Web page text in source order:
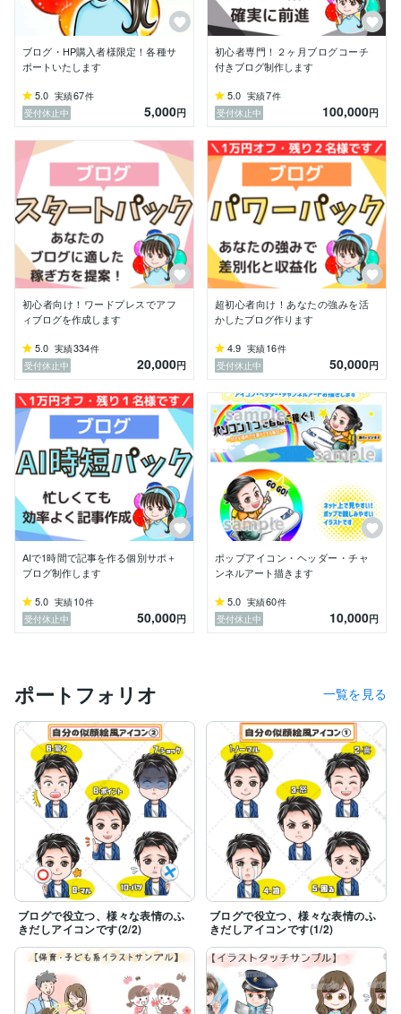
・ブログ制作の資料が「わかりやすい！」とのお声を多
数いただいております。
■にじははデザインに依頼するメリット
・ブログの収益やPVなどの実績があるので、アドバイ
スが有益。
・７年間のノウハウがつまった特典で、稼ぐまでの時間
を短縮できる。
・イラストレーターでもあるので、ブログとイラストを
セット発注できて楽＆時短！
※当サービスではブログ制作をご購入くださった方の
み、
イラストやロゴタイトルを描かせていただく形となっ
ております。
■サービス内容
・ブログのカスタマイズ
・サーバー、ドメイン契約のサポート
・プラグインの導入
・Twitter、インスタグラムなど各種SNS連携
・ブログ用イラスト各種作成
タイトルロゴ、プロフィールアイコン、ふきだしアイ
コン他
・記事の執筆
・ブログ、記事のコンサル
■スキル一覧
・WordPress
・CLIP STUDIO PAINT６年
・ブログ運営７年（月間PV３万）
・セールスライティング
■実績
・最短の３か月でプラチナランク達成
・企業様のHP、ブログ制作、SEOコンサル、記事執筆
担当
・企業様の商品PR用、4コマ漫画作成、LP漫画作成
・他ミュージシャンのグッズ、アプリアイコンのデザイ
ン等
ココナラ初めての方も大歓迎です！
ご不明な点などありましたら、お気軽にＤＭにてご相談
ください(*^^*)
＊ご依頼やご依頼者様とのやりとりは、”にじは
は”と”織部”がチームでご対応しております。
ブログ・HP購入者様限定！各種サ
ポートいたします
5.0 実績67件
受付休止中
5,000円
初心者専門！２ヶ月ブログコーチ
付きブログ制作します
5.0 実績7件
受付休止中
100,000円
初心者向け！ワードプレスでアフ
ィブログを作成します
5.0 実績334件
受付休止中
20,000円
超初心者向け！あなたの強みを活
かしたブログ作ります
4.9 実績16件
受付休止中
50,000円
AIで1時間で記事を作る個別サポ＋
ブログ制作します
5.0 実績10件
受付休止中
50,000円
ポップアイコン・ヘッダー・チャ
ンネルアート描きます
5.0 実績60件
受付休止中
10,000円
ポートフォリオ 一覧を見る
ブログで役立つ、様々な表情のふ
きだしアイコンです(2/2)
ブログで役立つ、様々な表情のふ
きだしアイコンです(1/2)